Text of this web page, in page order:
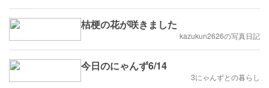
桔梗の花が咲きました
kazukun2626の写真日記
今日のにゃんず6/14
3にゃんずとの暮らし